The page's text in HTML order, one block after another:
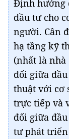
Định hướng
đầu tư cho
người. Cân
hạ tầng kỹ
(nhất là nhà
đối giữa
thuật với cơ
trực tiếp và
đối giữa
tư phát triển